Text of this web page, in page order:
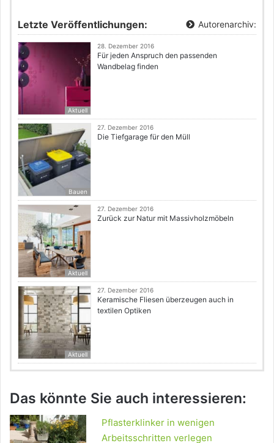
Letzte Veröffentlichungen: Autorenarchiv:
Aktuell
28. Dezember 2016
Für jeden Anspruch den passenden
Wandbelag finden
Bauen
27. Dezember 2016
Die Tiefgarage für den Müll
Aktuell
27. Dezember 2016
Zurück zur Natur mit Massivholzmöbeln
Aktuell
27. Dezember 2016
Keramische Fliesen überzeugen auch in
textilen Optiken
Das könnte Sie auch interessieren:
Pflasterklinker in wenigen
Arbeitsschritten verlegen